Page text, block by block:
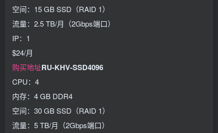
空间：15 GB SSD（RAID 1）
流量：2.5 TB/月（2Gbps端口）
IP：1
$24/月
购买地址RU-KHV-SSD4096
CPU：4
内存：4 GB DDR4
空间：30 GB SSD（RAID 1）
流量：5 TB/月（2Gbps端口）